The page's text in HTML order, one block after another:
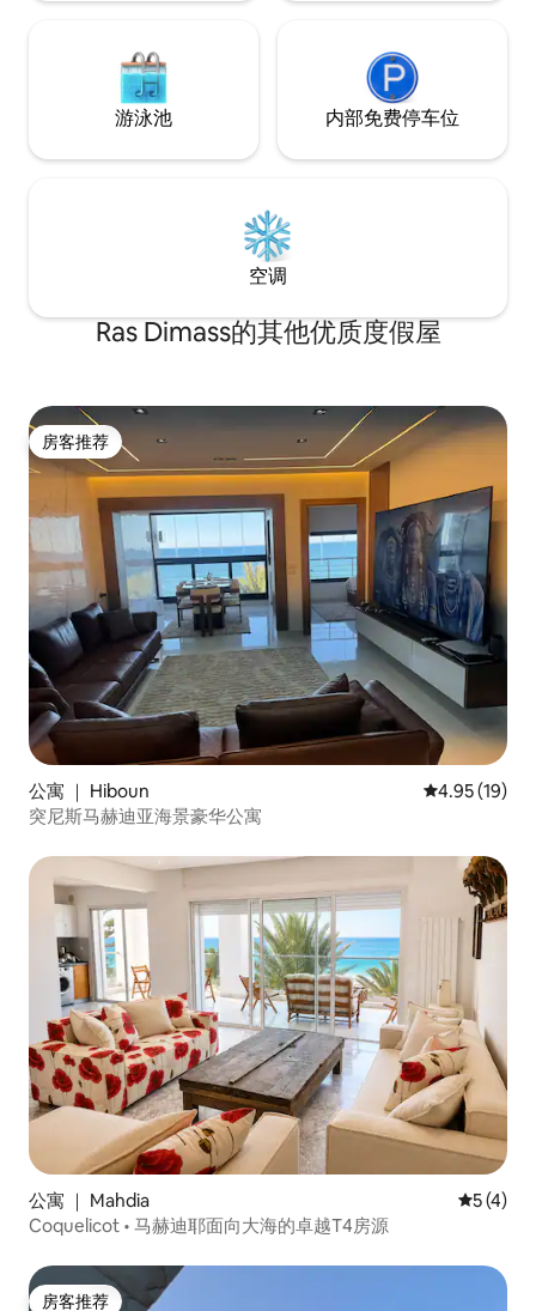
游泳池 内部免费停车位
空调
Ras Dimass的其他优质度假屋
房客推荐
房客推荐
公寓 ｜ Hiboun 平均评分
4.95 (19)
突尼斯马赫迪亚海景豪华公寓
公寓 ｜ Mahdia 平均评分
5 (4)
Coquelicot • 马赫迪耶面向大海的卓越T4房源
房客推荐